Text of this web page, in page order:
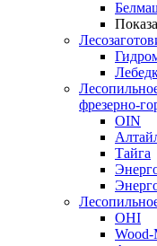
фрезерно-
OIN
Тайга
OHI